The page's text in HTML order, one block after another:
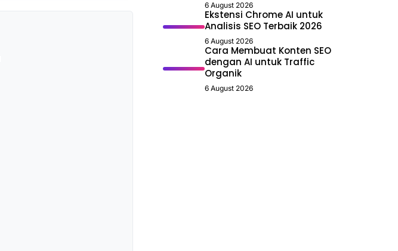
6 August 2026
Ekstensi Chrome AI untuk
Analisis SEO Terbaik 2026
6 August 2026
Cara Membuat Konten SEO
dengan AI untuk Traffic
Organik
6 August 2026